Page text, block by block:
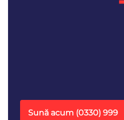
Sună acum (0330) 999